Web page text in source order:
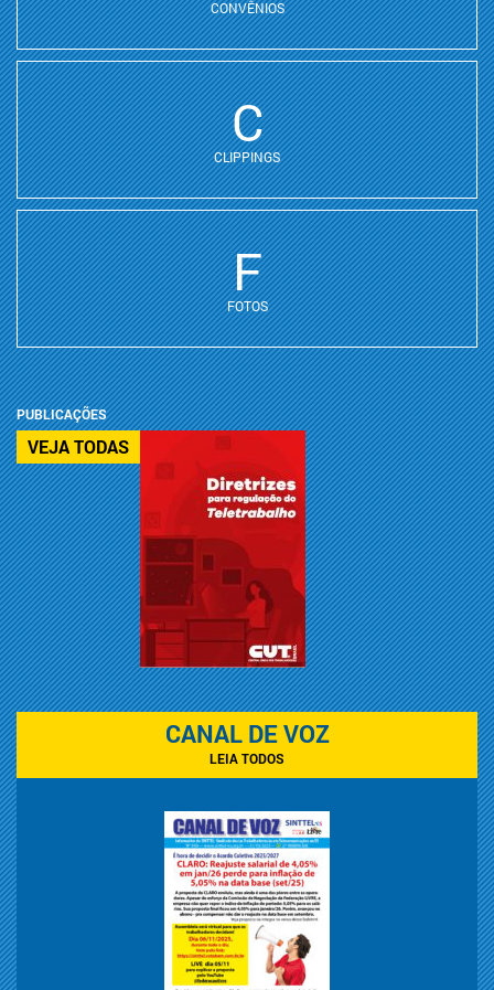
CONVÊNIOS
C
CLIPPINGS
F
FOTOS
PUBLICAÇÕES
VEJA TODAS
CANAL DE VOZ
LEIA TODOS